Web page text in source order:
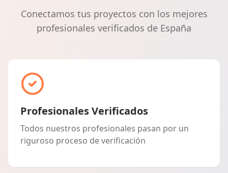
Conectamos tus proyectos con los mejores
profesionales verificados de España
Profesionales Verificados
Todos nuestros profesionales pasan por un
riguroso proceso de verificación